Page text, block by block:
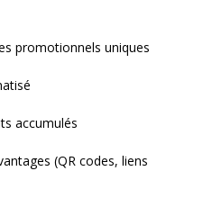
promotionnels uniques
accumulés
(QR codes, liens